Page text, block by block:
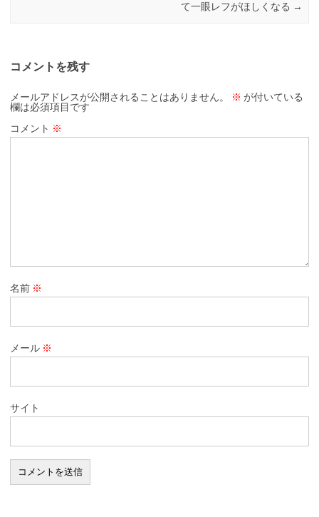
て一眼レフがほしくなる →
コメントを残す
メールアドレスが公開されることはありません。 ※ が付いている
欄は必須項目です
コメント ※
名前 ※
メール ※
サイト